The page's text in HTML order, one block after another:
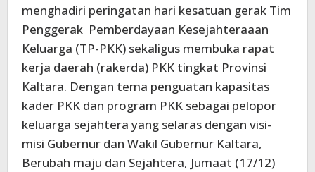
menghadiri peringatan hari kesatuan gerak Tim
Penggerak Pemberdayaan Kesejahteraaan
Keluarga (TP-PKK) sekaligus membuka rapat
kerja daerah (rakerda) PKK tingkat Provinsi
Kaltara. Dengan tema penguatan kapasitas
kader PKK dan program PKK sebagai pelopor
keluarga sejahtera yang selaras dengan visi-
misi Gubernur dan Wakil Gubernur Kaltara,
Berubah maju dan Sejahtera, Jumaat (17/12)